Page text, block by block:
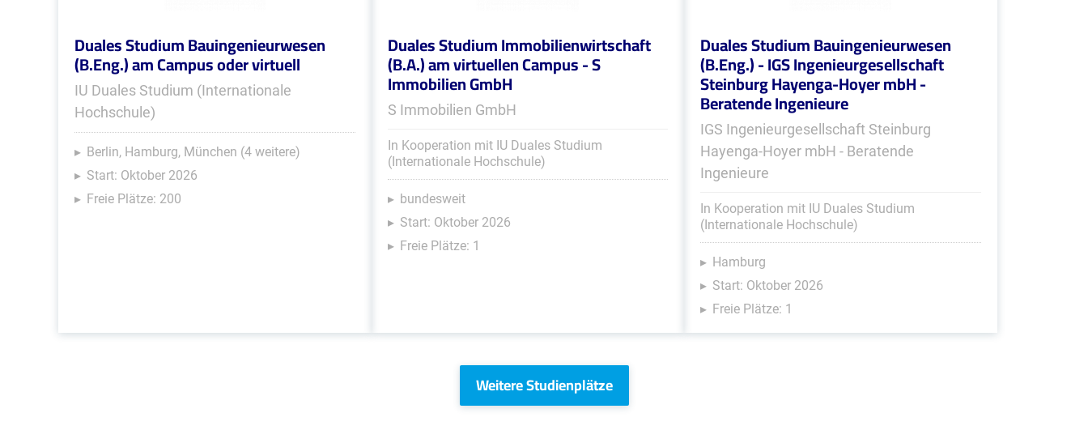
Duales Studium Bauingenieurwesen
(B.Eng.) am Campus oder virtuell
IU Duales Studium (Internationale
Hochschule)
Berlin, Hamburg, München (4 weitere)
Start: Oktober 2026
Freie Plätze: 200
Duales Studium Immobilienwirtschaft
(B.A.) am virtuellen Campus - S
Immobilien GmbH
S Immobilien GmbH
In Kooperation mit IU Duales Studium
(Internationale Hochschule)
bundesweit
Start: Oktober 2026
Freie Plätze: 1
Duales Studium Bauingenieurwesen
(B.Eng.) - IGS Ingenieurgesellschaft
Steinburg Hayenga-Hoyer mbH -
Beratende Ingenieure
IGS Ingenieurgesellschaft Steinburg
Hayenga-Hoyer mbH - Beratende
Ingenieure
In Kooperation mit IU Duales Studium
(Internationale Hochschule)
Hamburg
Start: Oktober 2026
Freie Plätze: 1
Weitere Studienplätze